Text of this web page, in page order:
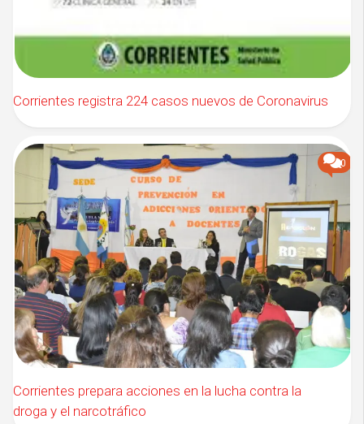
Corrientes registra 224 casos nuevos de Coronavirus
0
Corrientes prepara acciones en la lucha contra la
droga y el narcotráfico